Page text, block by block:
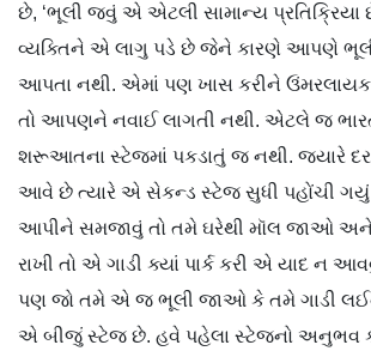
છે, ‘ભૂલી જવું એ એટલી સામાન્ય પ્રતિક્રિયા
વ્યક્તિને એ લાગુ પડે છે જેને કારણે આપણે
આપતા નથી. એમાં પણ ખાસ કરીને
તો આપણને નવાઈ લાગતી નથી. એટલે જ
શરૂઆતના સ્ટેજમાં પકડાતું જ નથી. જ્યારે
આવે છે ત્યારે એ સેકન્ડ સ્ટેજ સુધી પહોંચી ગયું
આપીને સમજાવું તો તમે ઘરેથી મૉલ જાઓ અને
રાખી તો એ ગાડી ક્યાં પાર્ક કરી એ યાદ ન
પણ જો તમે એ જ ભૂલી જાઓ કે તમે ગાડી
એ બીજું સ્ટેજ છે. હવે પહેલા સ્ટેજનો અનુભવ